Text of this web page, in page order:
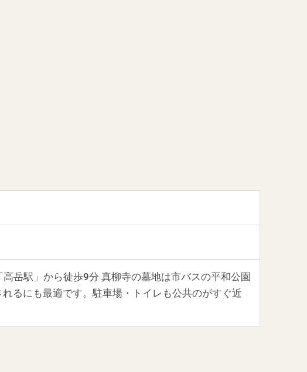
岳駅」から徒歩9分 真柳寺の墓地は市バスの平和公園
るにも最適です。駐車場・トイレも公共のがすぐ近